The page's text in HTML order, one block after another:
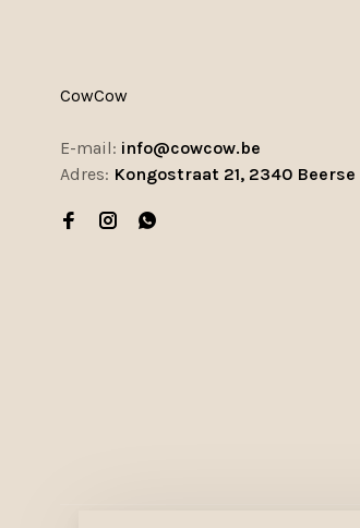
CowCow
E-mail: info@cowcow.be
Adres: Kongostraat 21, 2340 Beerse